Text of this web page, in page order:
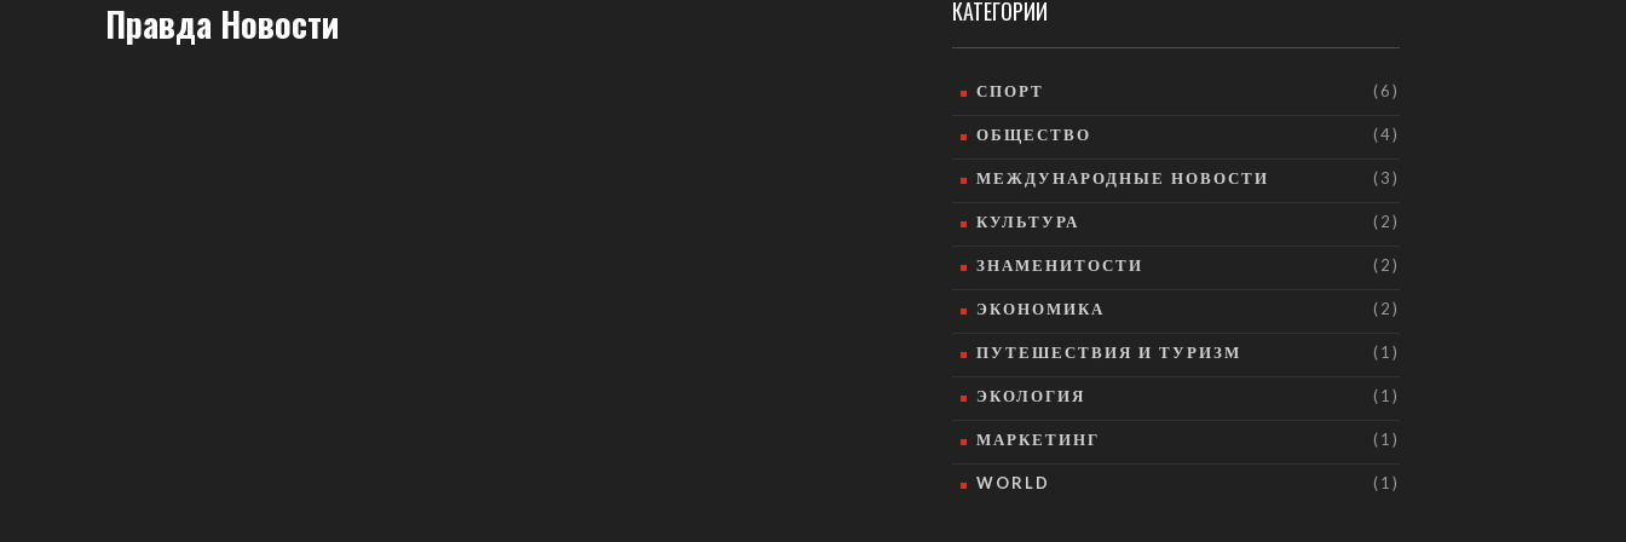
Правда Новости КАТЕГОРИИ
СПОРТ (6)
ОБЩЕСТВО (4)
МЕЖДУНАРОДНЫЕ НОВОСТИ (3)
КУЛЬТУРА (2)
ЗНАМЕНИТОСТИ (2)
ЭКОНОМИКА (2)
ПУТЕШЕСТВИЯ И ТУРИЗМ (1)
ЭКОЛОГИЯ (1)
МАРКЕТИНГ (1)
WORLD (1)